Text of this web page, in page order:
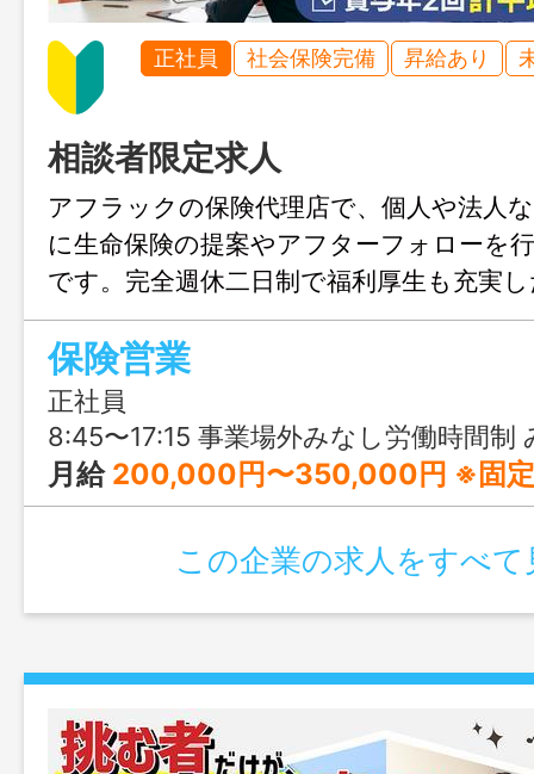
正社員 社会保険完備 昇給あり
相談者限定求人
アフラックの保険代理店で、個人や法人
に生命保険の提案やアフターフォローを
です。完全週休二日制で福利厚生も充実
い将来のキャリアパスを思い描いてみま
保険営業
正社員
8:45〜17:15 事業場外みなし労働時間制 みなし労
月給 200,000円〜350,000円 ※固定
この企業の求人をすべて